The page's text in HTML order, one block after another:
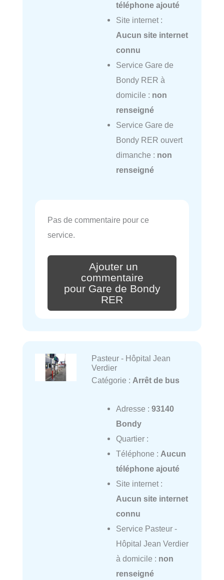
téléphone ajouté
Site internet :
Aucun site internet
connu
Service Gare de
Bondy RER à
domicile : non
renseigné
Service Gare de
Bondy RER ouvert
dimanche : non
renseigné
Pas de commentaire pour ce
service.
Ajouter un
commentaire
pour Gare de Bondy
RER
Pasteur - Hôpital Jean
Verdier
Catégorie : Arrêt de bus
Adresse : 93140
Bondy
Quartier :
Téléphone : Aucun
téléphone ajouté
Site internet :
Aucun site internet
connu
Service Pasteur -
Hôpital Jean Verdier
à domicile : non
renseigné